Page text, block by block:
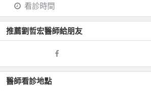
看診時間
推薦劉哲宏醫師給朋友
醫師看診地點